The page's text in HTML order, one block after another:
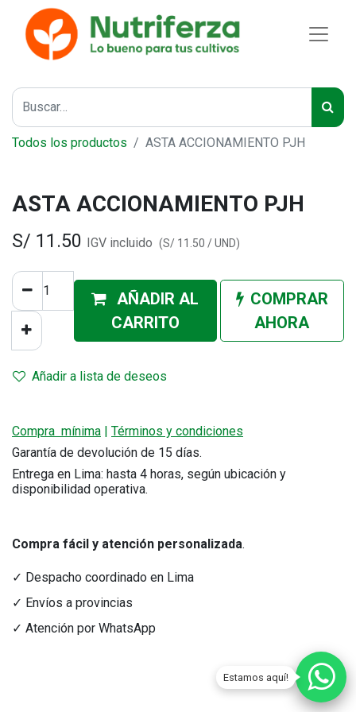
Estamos aquí!
Todos los productos ASTA ACCIONAMIENTO PJH
ASTA ACCIONAMIENTO PJH
S/ 11.50 IGV incluido (S/ 11.50 /UND)
AÑADIR AL
CARRITO
COMPRAR
AHORA
Añadir a lista de deseos
Compra mínima | Términos y condiciones
Garantía de devolución de 15 días.
Entrega en Lima: hasta 4 horas, según ubicación y
disponibilidad operativa.
Compra fácil y atención personalizada.
✓ Despacho coordinado en Lima
✓ Envíos a provincias
✓ Atención por WhatsApp